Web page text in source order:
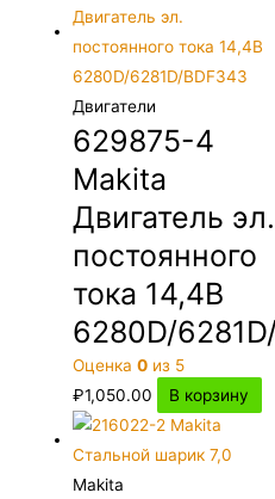
Двигатели
629875-4
Makita
Двигатель эл.
постоянного
тока 14,4В
6280D/
Оценка0 из 5
₽1,050.00 В корзину
Makita